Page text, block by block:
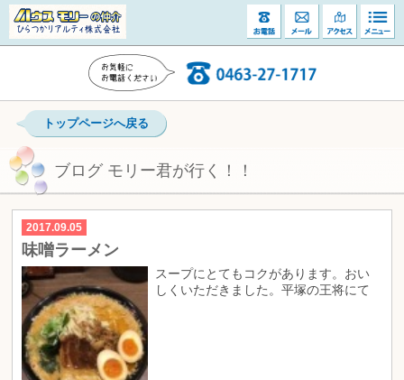
トップページへ戻る
ブログ モリー君が行く！！
2017.09.05
味噌ラーメン
スープにとてもコクがあります。おい
しくいただきました。平塚の王将にて